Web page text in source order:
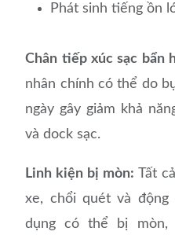
Phát sinh tiếng ồn
Chân tiếp xúc sạc bẩn
nhân chính có thể do
ngày gây giảm khả
và dock sạc.
Linh kiện bị mòn: Tất
xe, chổi quét và
dụng có thể bị mòn,